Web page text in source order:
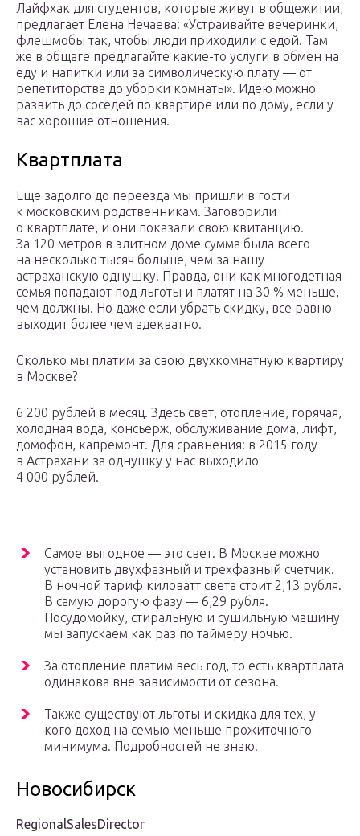
Лайфхак для студентов, которые живут в общежитии,
предлагает Елена Нечаева: «Устраивайте вечеринки,
флешмобы так, чтобы люди приходили с едой. Там
же в общаге предлагайте какие-то услуги в обмен на
еду и напитки или за символическую плату — от
репетиторства до уборки комнаты». Идею можно
развить до соседей по квартире или по дому, если у
вас хорошие отношения.
Квартплата
Еще задолго до переезда мы пришли в гости
к московским родственникам. Заговорили
о квартплате, и они показали свою квитанцию.
За 120 метров в элитном доме сумма была всего
на несколько тысяч больше, чем за нашу
астраханскую однушку. Правда, они как многодетная
семья попадают под льготы и платят на 30 % меньше,
чем должны. Но даже если убрать скидку, все равно
выходит более чем адекватно.
Сколько мы платим за свою двухкомнатную квартиру
в Москве?
6 200 рублей в месяц. Здесь свет, отопление, горячая,
холодная вода, консьерж, обслуживание дома, лифт,
домофон, капремонт. Для сравнения: в 2015 году
в Астрахани за однушку у нас выходило
4 000 рублей.
Самое выгодное — это свет. В Москве можно
установить двухфазный и трехфазный счетчик.
В ночной тариф киловатт света стоит 2,13 рубля.
В самую дорогую фазу — 6,29 рубля.
Посудомойку, стиральную и сушильную машину
мы запускаем как раз по таймеру ночью.
За отопление платим весь год, то есть квартплата
одинакова вне зависимости от сезона.
Также существуют льготы и скидка для тех, у
кого доход на семью меньше прожиточного
минимума. Подробностей не знаю.
Новосибирск
RegionalSalesDirector